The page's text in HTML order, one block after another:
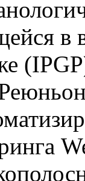
в
(IPGP